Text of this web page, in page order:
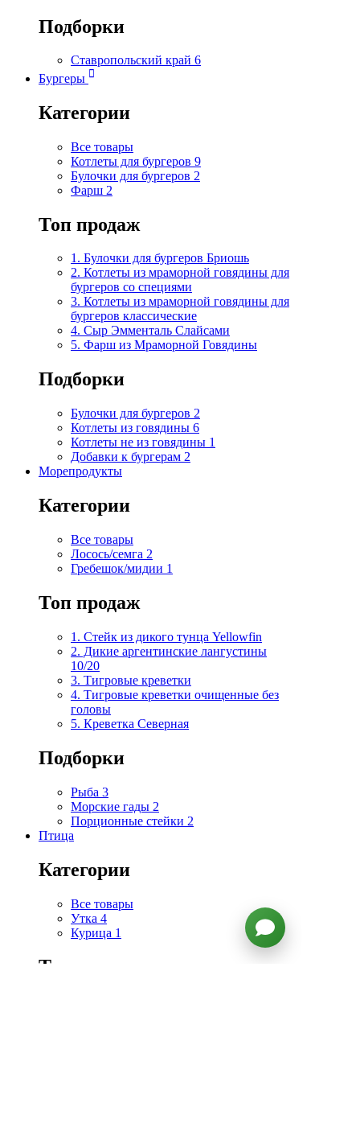
Подборки
Ставропольский край 6
Бургеры
Категории
Все товары
Котлеты для бургеров 9
Булочки для бургеров 2
Фарш 2
Топ продаж
1. Булочки для бургеров Бриошь
2. Котлеты из мраморной говядины для
бургеров со специями
3. Котлеты из мраморной говядины для
бургеров классические
4. Сыр Эмменталь Слайсами
5. Фарш из Мраморной Говядины
Подборки
Булочки для бургеров 2
Котлеты из говядины 6
Котлеты не из говядины 1
Добавки к бургерам 2
Морепродукты
Категории
Все товары
Лосось/семга 2
Гребешок/мидии 1
Топ продаж
1. Стейк из дикого тунца Yellowfin
2. Дикие аргентинские лангустины
10/20
3. Тигровые креветки
4. Тигровые креветки очищенные без
головы
5. Креветка Cеверная
Подборки
Рыба 3
Морские гады 2
Порционные стейки 2
Птица
Категории
Все товары
Утка 4
Курица 1
Топ продаж